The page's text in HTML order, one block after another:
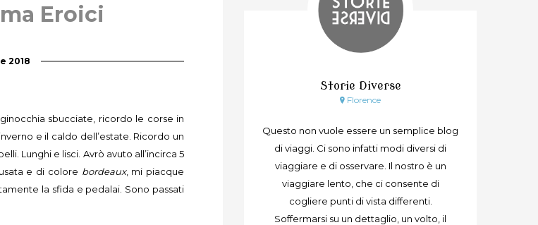
Eroici
2018
sbucciate, ricordo le corse in
e il caldo dell’estate. Ricordo un
Lunghi e lisci. Avrò avuto all’incirca 5
e di colore bordeaux, mi piacque
la sfida e pedalai. Sono passati
Storie Diverse
Florence
Questo non vuole essere un semplice blog
di viaggi. Ci sono infatti modi diversi di
viaggiare e di osservare. Il nostro è un
viaggiare lento, che ci consente di
cogliere punti di vista differenti.
Soffermarsi su un dettaglio, un volto, il